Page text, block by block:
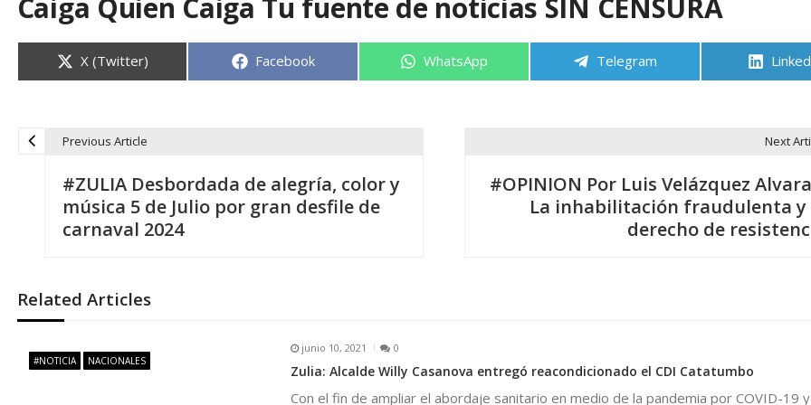
Compartir
en
X (Twitter) Compartir
Facebook Compartir
WhatsApp Compartir
Telegram
e
g
Previous Article
#ZULIA Desbordada de alegría, color y
música 5 de Julio por gran desfile de
carnaval 2024
Next
#OPINION Por Luis Velázquez
La inhabilitación fraudulenta y
derecho de
Related Articles
#NOTICIA NACIONALES
junio 10, 2021 0
Zulia: Alcalde Willy Casanova entregó reacondicionado el CDI Catatumbo
Con el fin de ampliar el abordaje sanitario en medio de la pandemia por COVID-19 y